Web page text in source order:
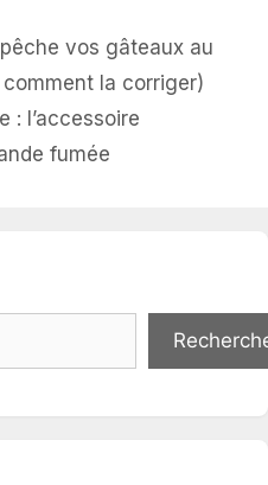
vos gâteaux au
la corriger)
: l’accessoire
fumée